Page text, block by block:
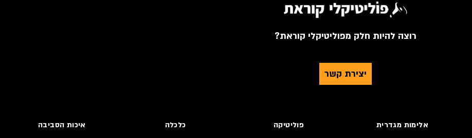
רוצה להיות חלק מפוליטיקלי קוראת?
יצירת קשר
אלימות מגדרית פוליטיקה כלכלה איכות הסביבה